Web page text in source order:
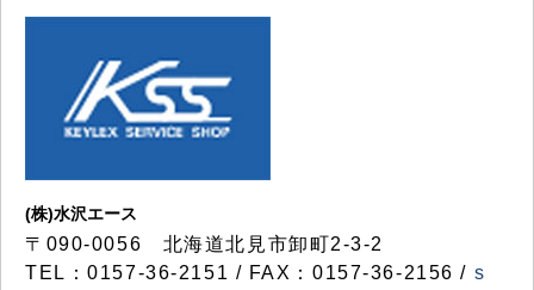
(株)水沢エース
〒090-0056 北海道北見市卸町2-3-2
TEL：0157-36-2151 / FAX：0157-36-2156 / s